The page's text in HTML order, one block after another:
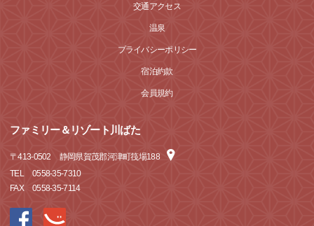
交通アクセス
温泉
プライバシーポリシー
宿泊約款
会員規約
ファミリー＆リゾート川ばた
〒413-0502
静岡県賀茂郡河津町筏場188
TEL
0558-35-7310
FAX
0558-35-7114